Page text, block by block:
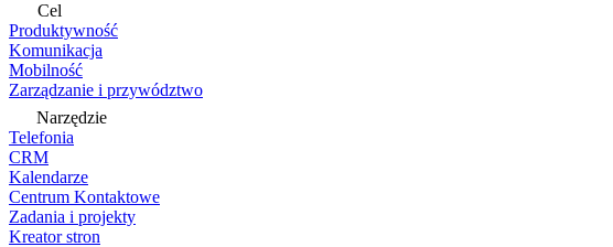
Cel
Produktywność
Komunikacja
Mobilność
Zarządzanie i przywództwo
Narzędzie
Telefonia
CRM
Kalendarze
Centrum Kontaktowe
Zadania i projekty
Kreator stron